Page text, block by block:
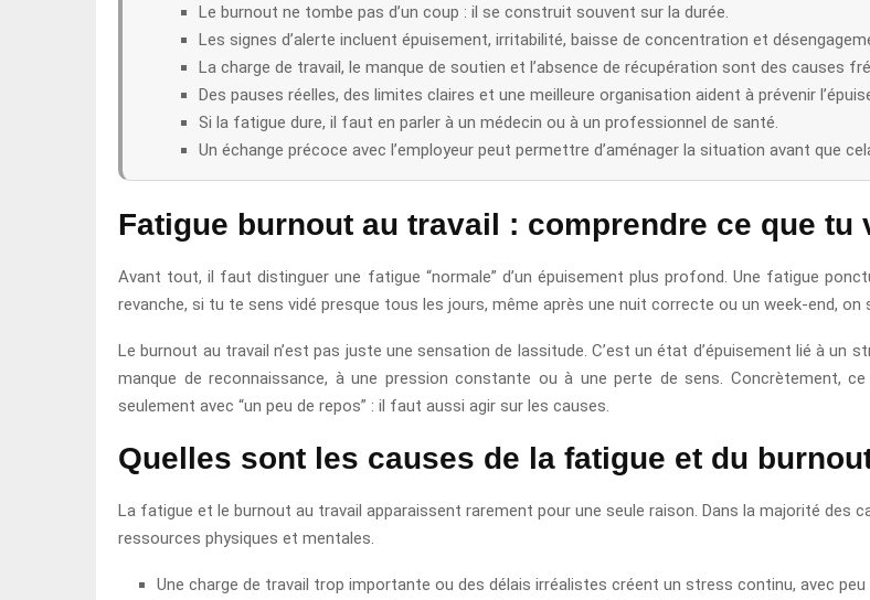
Le burnout ne tombe pas d’un coup : il se construit souvent sur la durée.
Les signes d’alerte incluent épuisement, irritabilité, baisse de concentration et
La charge de travail, le manque de soutien et l’absence de récupération sont des causes
Des pauses réelles, des limites claires et une meilleure organisation aident à prévenir
Si la fatigue dure, il faut en parler à un médecin ou à un professionnel de santé.
Un échange précoce avec l’employeur peut permettre d’aménager la situation avant que cela
Fatigue burnout au travail : comprendre ce que tu
Avant tout, il faut distinguer une fatigue “normale” d’un épuisement plus profond. Une fatigue
revanche, si tu te sens vidé presque tous les jours, même après une nuit correcte ou un week-end, on
Le burnout au travail n’est pas juste une sensation de lassitude. C’est un état d’épuisement lié à un
manque de reconnaissance, à une pression constante ou à une perte de sens. Concrètement,
seulement avec “un peu de repos” : il faut aussi agir sur les causes.
Quelles sont les causes de la fatigue et du
La fatigue et le burnout au travail apparaissent rarement pour une seule raison. Dans la majorité des
ressources physiques et mentales.
Une charge de travail trop importante ou des délais irréalistes créent un stress continu, avec peu